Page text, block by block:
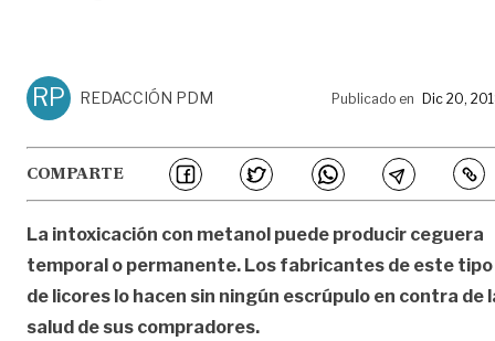
RP REDACCIÓN PDM Publicado en Dic 20,
COMPARTE
La intoxicación con metanol puede producir ceguera
temporal o permanente. Los fabricantes de este tipo
de licores lo hacen sin ningún escrúpulo en contra de
salud de sus compradores.